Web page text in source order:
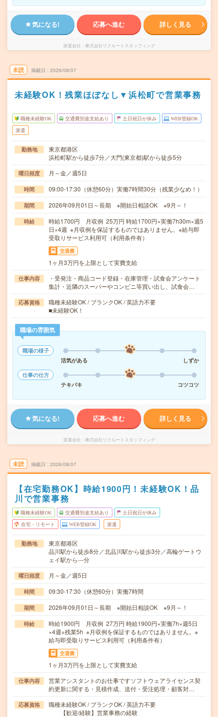
気になる! 応募へ進む 詳しく見る
派遣会社 株式会社リクルートスタッフィング
未読 掲載日 2026/08/07
未経験OK！残業ほぼなし▼浜松町で営業事務
職種未経験OK 交通費別途支給あり 土日祝日が休み WEB登録OK
派遣
勤務地
東京都港区
浜松町駅から徒歩7分／大門(東京都)駅から徒歩5分
曜日頻度 月～金／週5日
時間 09:00-17:30（休憩60分）実働7時間30分（残業少なめ！）
期間 2026年09月01日～長期 ※開始日相談OK ※9月～！
時給
時給1700円 月収例 25万円 時給1700円×実働7h30m×週5
日×4週 ※月収例を保証するものではありません。※給与即
受取りサービス利用可（利用条件有）
交通費
1ヶ月3万円を上限として実費支給
仕事内容
・受発注・商品コード登録・在庫管理・試食会アンケート
集計・近隣のスーパーやコンビニ等買い出し、試食会…
応募資格
職種未経験OK / ブランクOK / 英語力不要
■未経験OK！
職場の雰囲気
職場の様子
活気がある
しずか
仕事の仕方
テキパキ
コツコツ
気になる! 応募へ進む 詳しく見る
派遣会社 株式会社リクルートスタッフィング
未読 掲載日 2026/08/07
【在宅勤務OK】時給1900円！未経験OK！品
川で営業事務
職種未経験OK 交通費別途支給あり 土日祝日が休み
在宅・リモート WEB登録OK 派遣
勤務地
東京都港区
品川駅から徒歩8分／北品川駅から徒歩3分／高輪ゲートウ
ェイ駅から---分
曜日頻度 月～金／週5日
時間 09:30-17:30（休憩60分）実働7時間
期間 2026年09月01日～長期 ※開始日相談OK ※9月～！
時給
時給1900円 月収例 27万円 時給1900円×実働7h×週5日
×4週+残業5h ※月収例を保証するものではありません。※
給与即受取りサービス利用可（利用条件有）
交通費
1ヶ月3万円を上限として実費支給
仕事内容
営業アシスタントのお仕事ですソフトウェアライセンス契
約更新に関する・見積作成、送付・受注処理・顧客対…
応募資格
職種未経験OK / ブランクOK / 英語力不要
【歓迎/経験】営業事務の経験